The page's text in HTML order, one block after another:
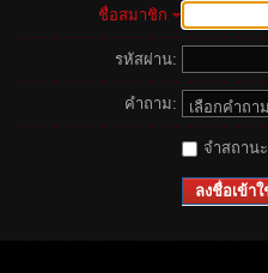
ชื่อสมาชิก
รหัสผ่าน:
คำถาม:
จำสถาน
ลงชื่อเข้าใ